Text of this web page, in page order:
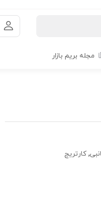
مجله بریم بازار
,کارتریج